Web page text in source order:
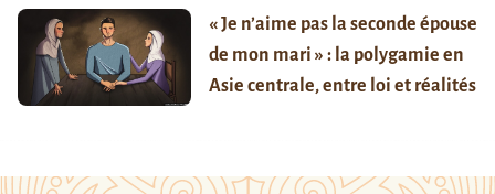
« Je n’aime pas la seconde épouse
de mon mari » : la polygamie en
Asie centrale, entre loi et réalités